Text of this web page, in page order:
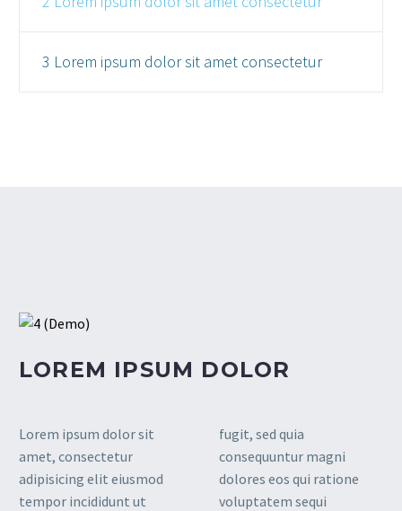
3 Lorem ipsum dolor sit amet consectetur
LOREM IPSUM DOLOR
Lorem ipsum dolor sit
amet, consectetur
adipisicing elit eiusmod
tempor incididunt ut
fugit, sed quia
consequuntur magni
dolores eos qui ratione
voluptatem sequi